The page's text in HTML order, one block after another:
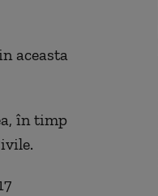
aceasta
în timp